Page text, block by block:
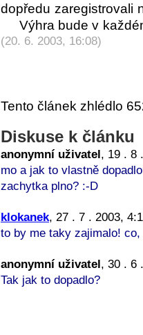
dopředu zaregistrovali
Výhra bude v
(20. 6. 2003, 16:08)
Tento článek zhlédlo
Diskuse k článku
anonymní uživatel, 19 . 8
mo a jak to vlastně
zachytka plno? :-D
klokanek, 27 . 7 . 2003,
to by me taky zajimalo! co,
anonymní uživatel, 30 . 6
Tak jak to dopadlo?